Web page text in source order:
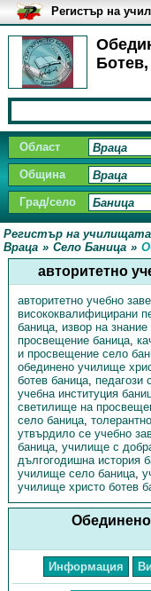
Регистър на
университетите
Област
Община
Град/село
Регистър на училищата
Враца » Село Баница »
авторитетно
авторитетно учебно
висококвалифицирани
баница, извор на
просвещение баница,
и просвещение село
обединено училище
ботев баница, педагози
учебна институция
светилище на
село баница,
утвърдило се учебно
баница, училище с
дългогодишна история
училище село баница,
училище христо ботев
Информация